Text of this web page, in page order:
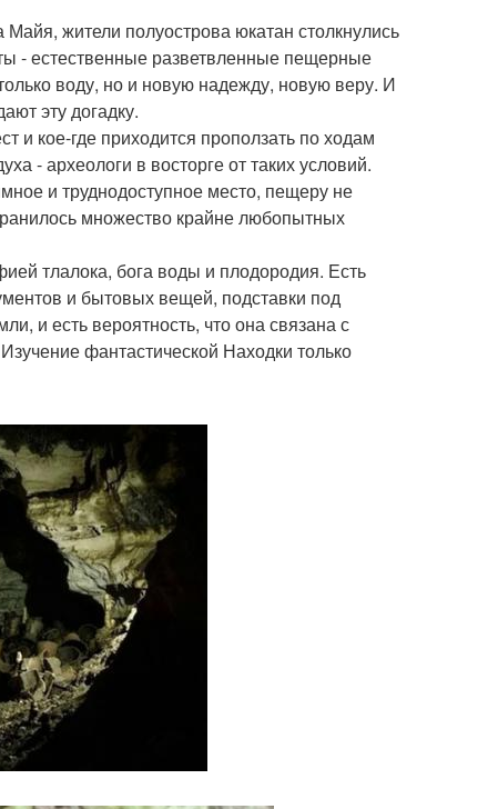
жители полуострова юкатан столкнулись
- естественные разветвленные пещерные
воду, но и новую надежду, новую веру. И
эту догадку.
и кое-где приходится проползать по ходам
- археологи в восторге от таких условий.
и труднодоступное место, пещеру не
множество крайне любопытных
тлалока, бога воды и плодородия. Есть
и бытовых вещей, подставки под
и есть вероятность, что она связана с
фантастической Находки только